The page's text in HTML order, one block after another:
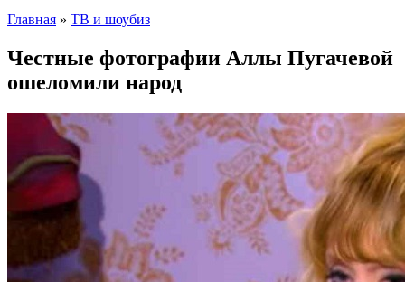
Главная » ТВ и шоубиз
Честные фотографии Аллы Пугачевой
ошеломили народ